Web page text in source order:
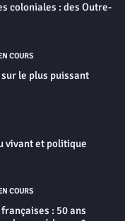
coloniales : des Outre-
COURS
le plus puissant
vivant et politique
COURS
: 50 ans